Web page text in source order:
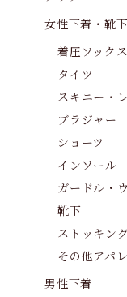
女性下着・靴下
着圧ソックス
タイツ
スキニー・
ブラジャー
ショーツ
インソール
ガードル・
靴下
ストッキン
その他アパ
男性下着